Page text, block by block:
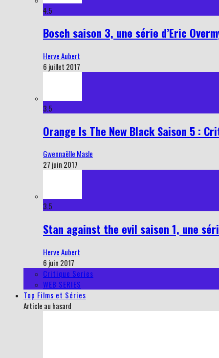
4.5
Bosch saison 3, une série d’Eric
Herve Aubert
6 juillet 2017
3.5
Orange Is The New Black Saison 5 :
Gwennaëlle Masle
27 juin 2017
3.5
Stan against the evil saison 1, une
Herve Aubert
6 juin 2017
Critique Series
WEB SERIES
Top Films et Séries
Article au hasard